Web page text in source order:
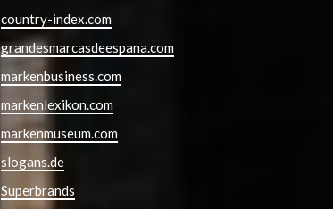
country-index.com
grandesmarcasdeespana.com
markenbusiness.com
markenlexikon.com
markenmuseum.com
slogans.de
Superbrands